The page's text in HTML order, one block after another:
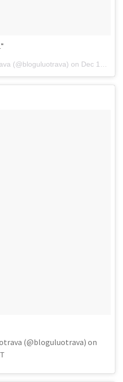
(@bloguluotrava) on Dec 12, 2014 at 2:40am PST
(@bloguluotrava) on